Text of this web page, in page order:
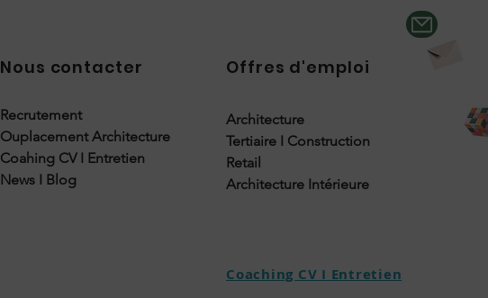
Nous contacter
Recrutement
Ouplacement Architecture
Coahing CV I Entretien
News I Blog
Offres d'emploi
Architecture
Tertiaire I Construction
Retail
Architecture Intérieure
Coaching CV I Entretien